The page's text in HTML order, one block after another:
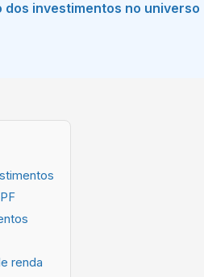
dos investimentos no universo
renda